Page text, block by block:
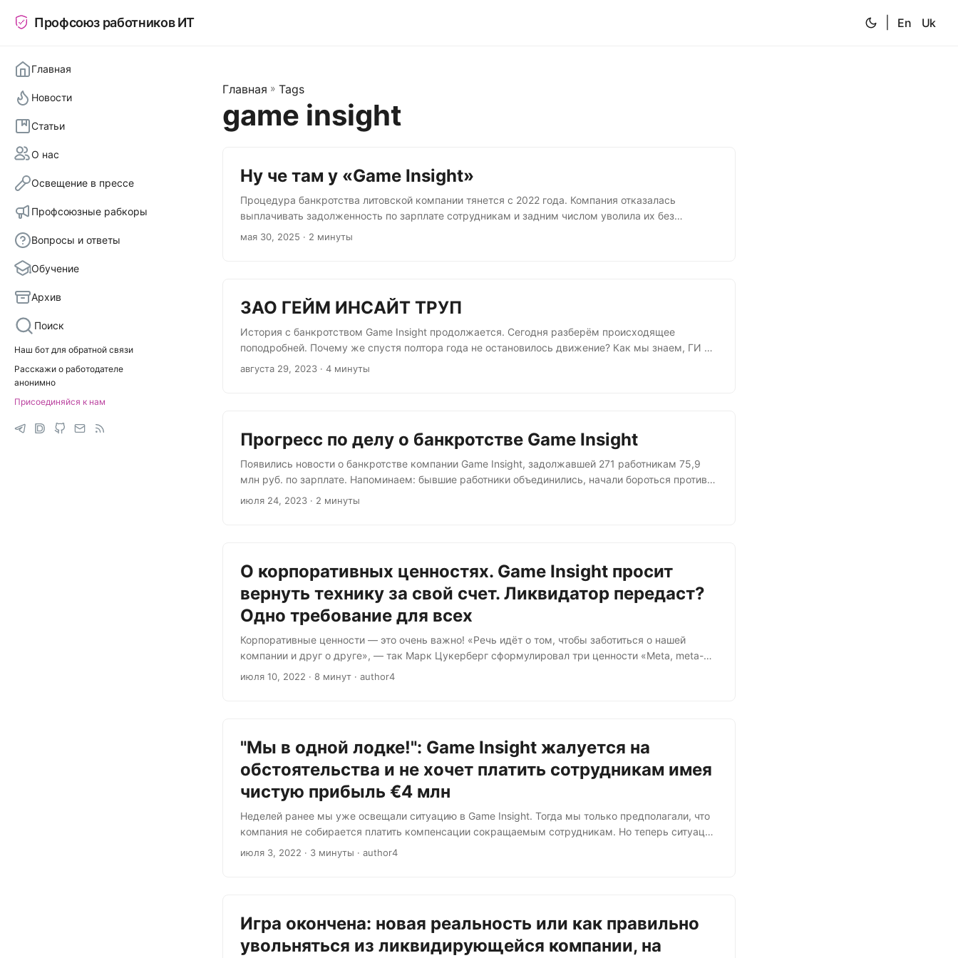
Профсоюз работников ИТ En Uk
Главная
Новости
Статьи
О нас
Освещение в прессе
Профсоюзные рабкоры
Вопросы и ответы
Обучение
Архив
Поиск
Наш бот для обратной связи
Расскажи о работодателе
анонимно
Присоединяйся к нам
Главная » Tags
game insight
Ну че там у «Game Insight»
Процедура банкротства литовской компании тянется с 2022 года. Компания отказалась
выплачивать задолженность по зарплате сотрудникам и задним числом уволила их без
компенсаций. Часть бывших работников получила предложение перейти в новую компанию
мая 30, 2025 · 2 минуты
ЗАО ГЕЙМ ИНСАЙТ ТРУП
История с банкротством Game Insight продолжается. Сегодня разберём происходящее
поподробней. Почему же спустя полтора года не остановилось движение? Как мы знаем, ГИ в
июне 2022 внезапно и бесцеремонно объявило об уходе и запуске ликвидации юридического
августа 29, 2023 · 4 минуты
Прогресс по делу о банкротстве Game Insight
Появились новости о банкротстве компании Game Insight, задолжавшей 271 работникам 75,9
млн руб. по зарплате. Напоминаем: бывшие работники объединились, начали бороться против
произвола со стороны компании и подали иски в прокуратуру. Суды и разбирательства всё
июля 24, 2023 · 2 минуты
О корпоративных ценностях. Game Insight просит
вернуть технику за свой счет. Ликвидатор передаст?
Одно требование для всех
Корпоративные ценности — это очень важно! «Речь идёт о том, чтобы заботиться о нашей
компании и друг о друге», — так Марк Цукерберг сформулировал три ценности «Meta, meta-
матросы, я». Но будет ли один из богатейших людей планеты действительно поддерживать
июля 10, 2022 · 8 минут · author4
"Мы в одной лодке!": Game Insight жалуется на
обстоятельства и не хочет платить сотрудникам имея
чистую прибыль €4 млн
Неделей ранее мы уже освещали ситуацию в Game Insight. Тогда мы только предполагали, что
компания не собирается платить компенсации сокращаемым сотрудникам. Но теперь ситуация
прояснилась, так как с сотрудниками поговорил ликвидатор. Ликвидатор — это частная
июля 3, 2022 · 3 минуты · author4
Игра окончена: новая реальность или как правильно
увольняться из ликвидирующейся компании, на